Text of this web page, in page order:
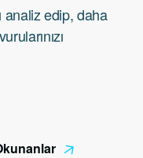
analiz edip, daha